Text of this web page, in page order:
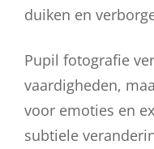
duiken en
Pupil fotografie
vaardigheden,
voor emoties en
subtiele